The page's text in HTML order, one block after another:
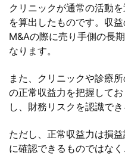
クリニックが通常の活動
を算出したものです。収
M&Aの際に売り手側の長
なります。
また、クリニックや診療
の正常収益力を把握して
し、財務リスクを認識で
ただし、正常収益力は損
に確認できるものではな